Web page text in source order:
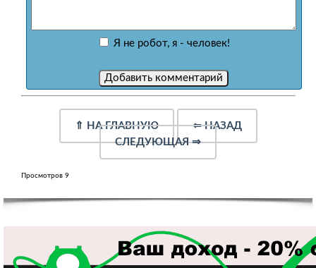
Я не робот, я - человек!
⇑ НА ГЛАВНУЮ ⇐НАЗАД
СЛЕДУЮЩАЯ⇒
Просмотров 9